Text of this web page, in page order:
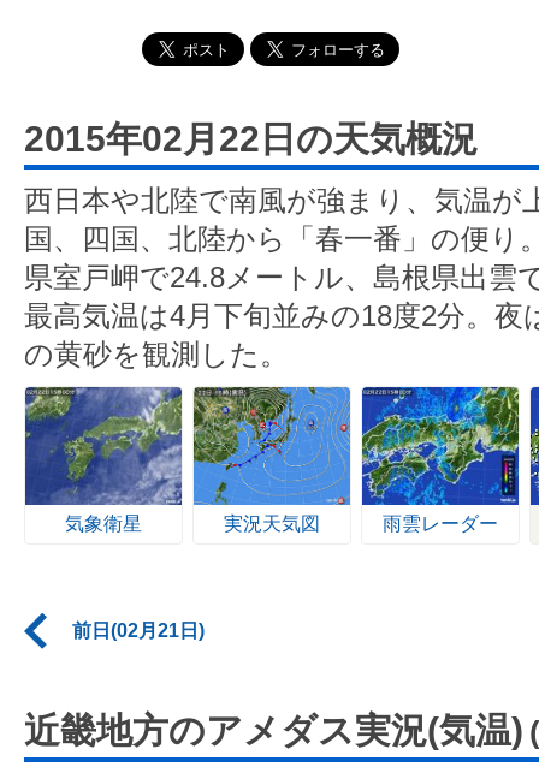
2015年02月22日の天気概況
西日本や北陸で南風が強まり、気温が
国、四国、北陸から「春一番」の便り
県室戸岬で24.8メートル、島根県出雲
最高気温は4月下旬並みの18度2分。夜
の黄砂を観測した。
気象衛星 実況天気図 雨雲レーダー
前日(02月21日)
近畿地方のアメダス実況(気温)